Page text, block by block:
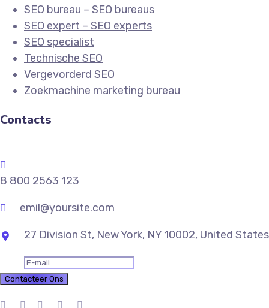
SEO bureau – SEO bureaus
SEO expert – SEO experts
SEO specialist
Technische SEO
Vergevorderd SEO
Zoekmachine marketing bureau
Contacts
8 800 2563 123
emil@yoursite.com
27 Division St, New York, NY 10002, United States